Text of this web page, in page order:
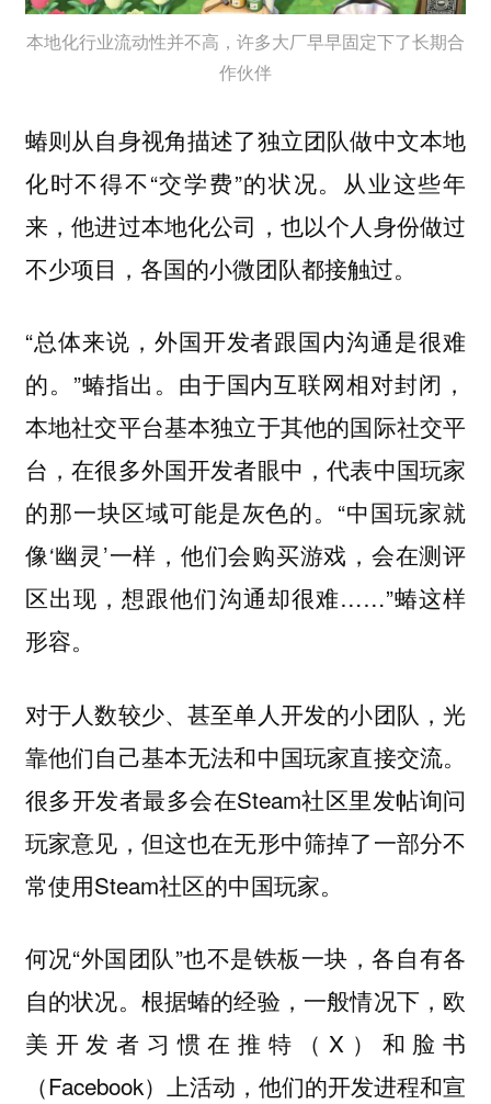
本地化行业流动性并不高，许多大厂早早固定下了长期合
作伙伴
蝽则从自身视角描述了独立团队做中文本地
化时不得不“交学费”的状况。从业这些年
来，他进过本地化公司，也以个人身份做过
不少项目，各国的小微团队都接触过。
“总体来说，外国开发者跟国内沟通是很难
的。”蝽指出。由于国内互联网相对封闭，
本地社交平台基本独立于其他的国际社交平
台，在很多外国开发者眼中，代表中国玩家
的那一块区域可能是灰色的。“中国玩家就
像‘幽灵’一样，他们会购买游戏，会在测评
区出现，想跟他们沟通却很难……”蝽这样
形容。
对于人数较少、甚至单人开发的小团队，光
靠他们自己基本无法和中国玩家直接交流。
很多开发者最多会在Steam社区里发帖询问
玩家意见，但这也在无形中筛掉了一部分不
常使用Steam社区的中国玩家。
何况“外国团队”也不是铁板一块，各自有各
自的状况。根据蝽的经验，一般情况下，欧
美开发者习惯在推特（X）和脸书
（Facebook）上活动，他们的开发进程和宣